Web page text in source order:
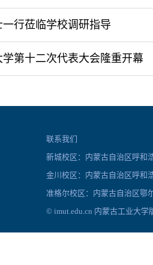
行莅临学校调研指导
第十二次代表大会隆重开幕
联系我们
新城校区：内蒙古自治区呼
金川校区：内蒙古自治区呼
准格尔校区：内蒙古自治区
© imut.edu.cn 内蒙古工业大